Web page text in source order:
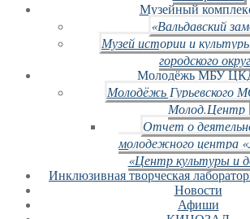
Музейный
«Вальдавский
Музей истории и
городского
Молодёжь МБУ
Молодёжь Гурьевского
Молод.Центр
Отчет о
молодежного центра
«Центр культуры и
Инклюзивная творческая
Новости
Афиши